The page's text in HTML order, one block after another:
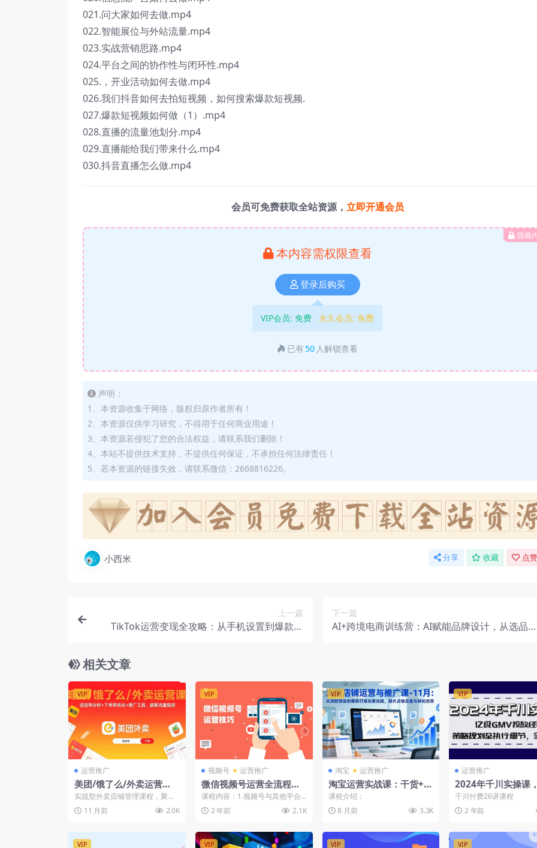
021.问大家如何去做.mp4
022.智能展位与外站流量.mp4
023.实战营销思路.mp4
024.平台之间的协作性与闭环性.mp4
025.，开业活动如何去做.mp4
026.我们抖音如何去拍短视频，如何搜索爆款短视频.
027.爆款短视频如何做（1）.mp4
028.直播的流量池划分.mp4
029.直播能给我们带来什么.mp4
030.抖音直播怎么做.mp4
会员可免费获取全站资源， 立即开通会员
隐藏
本内容需权限查看
登录后购买
VIP会员: 免费 永久会员: 免费
已有 50 人解锁查看
声明：
1、本资源收集于网络，版权归原作者所有！
2、本资源仅供学习研究，不得用于任何商业用途！
3、本资源若侵犯了您的合法权益，请联系我们删除！
4、本站不提供技术支持，不提供任何保证，不承担任何法律责任！
5、若本资源的链接失效，请联系微信：2668816226。
小西米 分享 收藏 点
上一篇
TikTok运营变现全攻略：从手机设置到爆款打
下一篇
AI+跨境电商训练营：AI赋能品牌设计，从选品到
相关文章
VIP
运营推广
美团/饿了么/外卖运营
课：进店率分析+下单率优
化+推广工具，破解流量瓶
颈
实战型外卖店铺管理课程，聚焦
数据驱动运营与平台规则应用。
课程从基础数据分析（进店...
11 月前 2.0K
VIP
视频号 运营推广
微信视频号运营全流程，
起号方法、直播流程私域
建设
课程内容：1.视频号与其他平合
的区别(1).mp42.视频号现阶段各
种玩法(1)...
2 年前 2.1K
VIP
淘宝 运营推广
淘宝运营实战课：干货+新
规解析+爆款复盘-11月更
新
课程介绍：
8 月前
3.3K
VIP
运营推广
2024年千川实操课
GMV投放经验，策
至执行细节，全面
千川付费26讲课程
2 年前
VIP VIP VIP VIP